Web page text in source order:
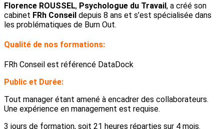
Florence ROUSSEL, Psychologue du Travail, a créé son
cabinet FRh Conseil depuis 8 ans et s’est spécialisée dans
les problématiques de Burn Out.
Qualité de nos formations:
FRh Conseil est référencé DataDock
Public et Durée:
Tout manager étant amené à encadrer des collaborateurs.
Une expérience en management est requise.
3 jours de formation, soit 21 heures réparties sur 4 mois.